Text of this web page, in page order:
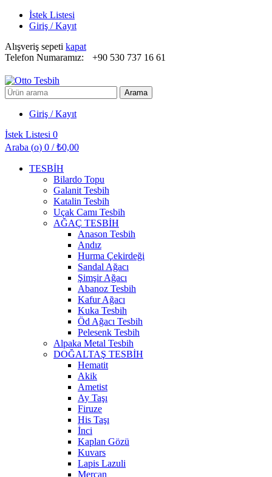
İstek Listesi
Giriş / Kayıt
Alışveriş sepeti kapat
Telefon Numaramız:
+90 530 737 16 61
Arayın: Arama
Giriş / Kayıt
İstek Listesi 0
Araba (o) 0 / ₺0,00
TESBİH
Bilardo Topu
Galanit Tesbih
Katalin Tesbih
Uçak Camı Tesbih
AĞAÇ TESBİH
Anason Tesbih
Andız
Hurma Çekirdeği
Sandal Ağacı
Şimşir Ağacı
Abanoz Tesbih
Kafur Ağacı
Kuka Tesbih
Öd Ağacı Tesbih
Pelesenk Tesbih
Alpaka Metal Tesbih
DOĞALTAŞ TESBİH
Hematit
Akik
Ametist
Ay Taşı
Firuze
His Taşı
İnci
Kaplan Gözü
Kuvars
Lapis Lazuli
Mercan